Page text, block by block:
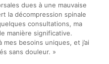
dues à une mauvaise
la décompression spinale
consultations, ma
manière significative.
besoins uniques, et j’ai
sans douleur. »